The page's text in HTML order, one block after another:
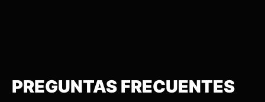
PREGUNTAS FRECUENTES